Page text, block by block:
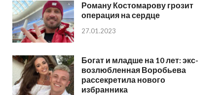
Роману Костомарову грозит
операция на сердце
27.01.2023
Богат и младше на 10 лет: экс-
возлюбленная Воробьева
рассекретила нового
избранника